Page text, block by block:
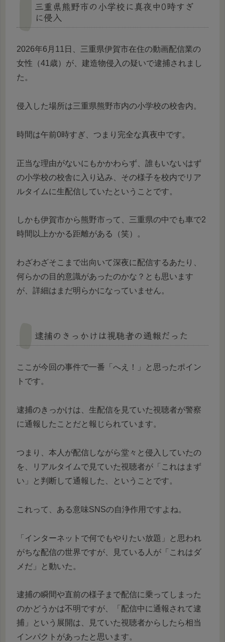
三重県熊野市の小学校に真夜中0時すぎ
に侵入
2026年6月11日、三重県伊賀市在住の動画配信業の
女性（41歳）が、建造物侵入の疑いで逮捕されまし
た。
侵入した場所は三重県熊野市内の小学校の校舎内。
時間は午前0時すぎ、つまり完全な真夜中です。
正当な理由がないにもかかわらず、誰もいないはず
の小学校の校舎に入り込み、その様子を校内でリア
ルタイムに生配信していたということです。
しかも伊賀市から熊野市って、三重県の中でも車で2
時間以上かかる距離がある（笑）。
わざわざそこまで出向いて深夜に配信するあたり、
何らかの目的意識があったのかな？とも思います
が、詳細はまだ明らかになっていません。
逮捕のきっかけは視聴者の通報だった
ここが今回の事件で一番「へえ！」と思ったポイン
トです。
逮捕のきっかけは、生配信を見ていた視聴者が警察
に通報したことだと報じられています。
つまり、本人が配信しながら堂々と侵入していたの
を、リアルタイムで見ていた視聴者が「これはまず
い」と判断して通報した、ということです。
これって、ある意味SNSの自浄作用ですよね。
「インターネットで何でもやりたい放題」と思われ
がちな配信の世界ですが、見ている人が「これはダ
メだ」と動いた。
逮捕の瞬間や直前の様子まで配信に乗ってしまった
のかどうかは不明ですが、「配信中に通報されて逮
捕」という展開は、見ていた視聴者からしたら相当
インパクトがあったと思います。